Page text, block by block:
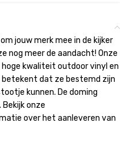
jouw merk mee in de kijker
nog meer de aandacht! Onze
kwaliteit outdoor vinyl en
betekent dat ze bestemd zijn
kunnen. De doming
onze
over het aanleveren van